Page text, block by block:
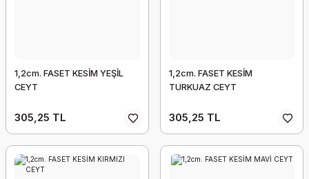
1,2cm. FASET KESİM YEŞİL
CEYT
305,25 TL
1,2cm. FASET KESİM
TURKUAZ CEYT
305,25 TL